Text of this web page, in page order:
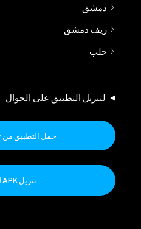
دمشق
ريف دمشق
حلب
لتنزيل التطبيق على الجوال
حمل التطبيق من Google Play
تنزيل APK للاندرويد